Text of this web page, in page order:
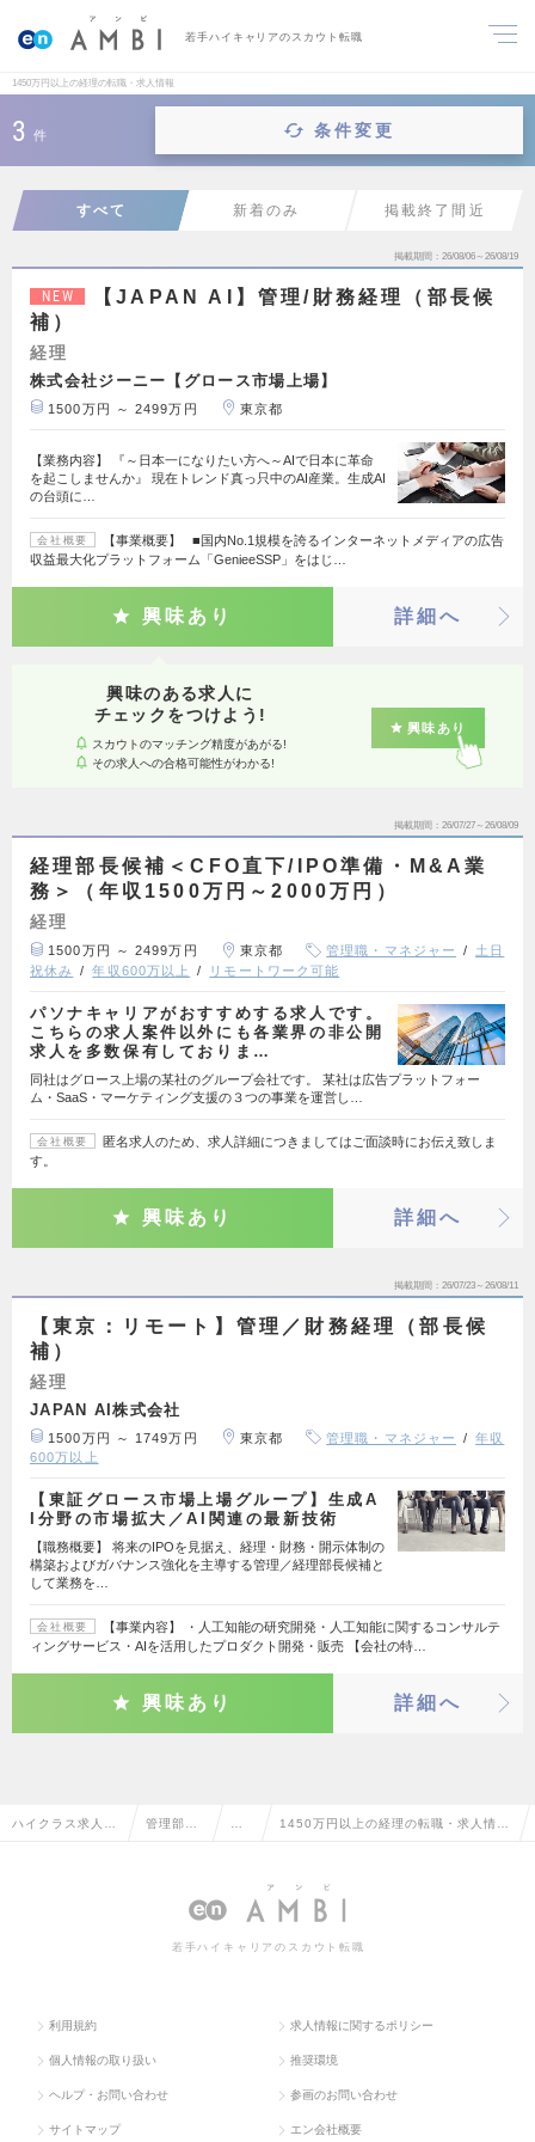
若手ハイキャリアのスカウト転職
1450万円以上の経理の転職・求人情報
3 件 条件変更
すべて 新着のみ 掲載終了間近
掲載期間 26/08/06～26/08/19
NEW
【JAPAN AI】管理/財務経理（部長候
補）
経理
株式会社ジーニー【グロース市場上場】
1500万円 ～ 2499万円 東京都
【業務内容】 『～日本一になりたい方へ～AIで日本に革命
を起こしませんか』 現在トレンド真っ只中のAI産業。生成AI
の台頭に…
会社概要
【事業概要】 ■国内No.1規模を誇るインターネットメディアの広告
収益最大化プラットフォーム「GenieeSSP」をはじ…
興味あり 詳細へ
興味のある求人に
チェックをつけよう!
スカウトのマッチング精度があがる!
その求人への合格可能性がわかる!
興味あり
掲載期間 26/07/27～26/08/09
経理部長候補＜CFO直下/IPO準備・M&A業
務＞（年収1500万円～2000万円）
経理
1500万円 ～ 2499万円 東京都 管理職・マネジャー
土日
祝休み
年収600万以上 リモートワーク可能
パソナキャリアがおすすめする求人です。
こちらの求人案件以外にも各業界の非公開
求人を多数保有しておりま…
同社はグロース上場の某社のグループ会社です。 某社は広告プラットフォー
ム・SaaS・マーケティング支援の３つの事業を運営し…
会社概要
匿名求人のため、求人詳細につきましてはご面談時にお伝え致しま
す。
興味あり 詳細へ
掲載期間 26/07/23～26/08/11
【東京：リモート】管理／財務経理（部長候
補）
経理
JAPAN AI株式会社
1500万円 ～ 1749万円 東京都 管理職・マネジャー
年収
600万以上
【東証グロース市場上場グループ】生成A
I分野の市場拡大／AI関連の最新技術
【職務概要】 将来のIPOを見据え、経理・財務・開示体制の
構築およびガバナンス強化を主導する管理／経理部長候補と
して業務を…
会社概要
【事業内容】 ・人工知能の研究開発・人工知能に関するコンサルテ
ィングサービス・AIを活用したプロダクト開発・販売 【会社の特…
興味あり 詳細へ
ハイクラス求人T 管理部門 経 1450万円以上の経理の転職・求人情報
若手ハイキャリアのスカウト転職
利用規約 求人情報に関するポリシー
個人情報の取り扱い 推奨環境
ヘルプ・お問い合わせ 参画のお問い合わせ
サイトマップ エン会社概要